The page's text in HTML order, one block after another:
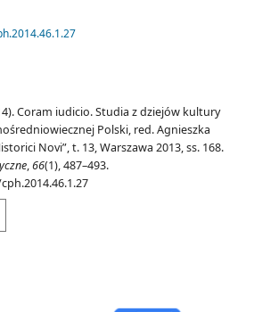
Coram iudicio. Studia z dziejów kultury
Polski, red. Agnieszka
Novi”, t. 13, Warszawa 2013, ss. 168.
,66(1), 487–493.